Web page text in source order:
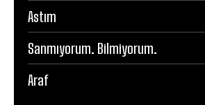
Astım
Sanmıyorum. Bilmiyorum.
Araf